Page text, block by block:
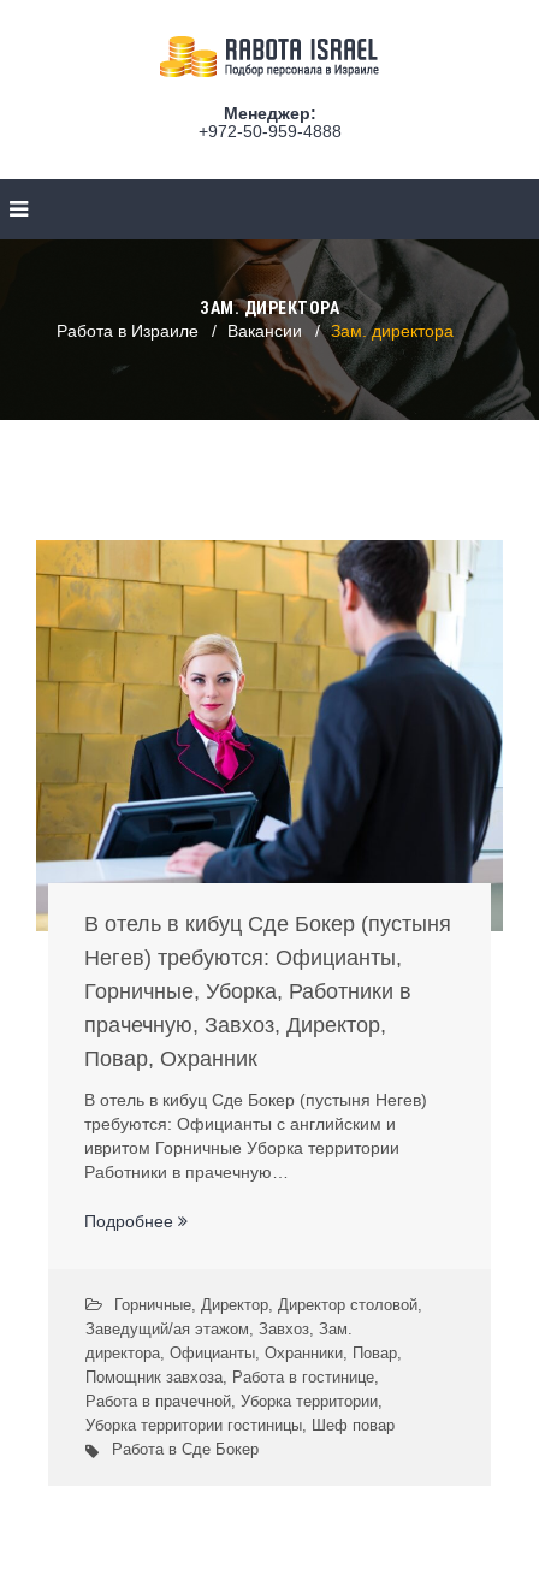
Менеджер:
+972-50-959-4888
ЗАМ. ДИРЕКТОРА
Работа в Израиле
Вакансии Зам. директора
В отель в кибуц Сде Бокер (пустыня
Негев) требуются: Официанты,
Горничные, Уборка, Работники в
прачечную, Завхоз, Директор,
Повар, Охранник
В отель в кибуц Сде Бокер (пустыня Негев)
требуются: Официанты с английским и
ивритом Горничные Уборка территории
Работники в прачечную…
Подробнее
Горничные, Директор, Директор столовой,
Заведущий/ая этажом, Завхоз, Зам.
директора, Официанты, Охранники, Повар,
Помощник завхоза, Работа в гостинице,
Работа в прачечной, Уборка территории,
Уборка территории гостиницы, Шеф повар
Работа в Сде Бокер